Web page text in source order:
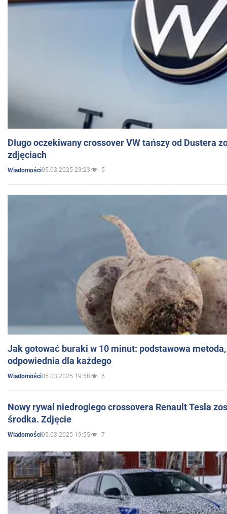
Długo oczekiwany crossover VW tańszy od Dustera
zdjęciach
Wiadomości05.03.2025 23:23 5
Jak gotować buraki w 10 minut: podstawowa
odpowiednia dla każdego
Wiadomości05.03.2025 19:58 6
Nowy rywal niedrogiego crossovera Renault Tesla
środka. Zdjęcie
Wiadomości05.03.2025 19:55 7